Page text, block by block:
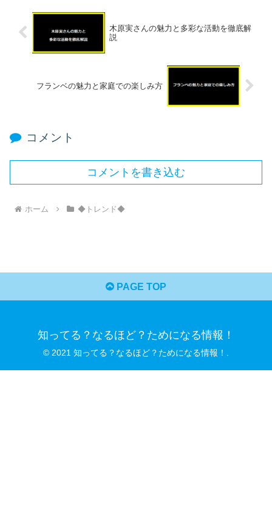
木原実さんの魅力と多彩な活動を徹底解
説
フランベの魅力と家庭での楽しみ方
コメント
コメントを書き込む
ホーム ◆トレンド◆
PAGE TOP
知ってる？なるほど？ためになる情報！
© 2021 知ってる？なるほど？ためになる情報！.